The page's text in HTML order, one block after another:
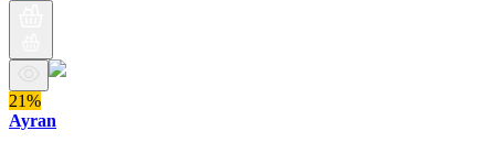
21%
Ayran